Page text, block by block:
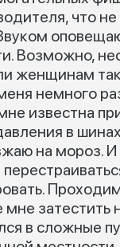
что не
Возможно,
женщинам
немного
известна
в
на мороз. И
затестить
в сложные